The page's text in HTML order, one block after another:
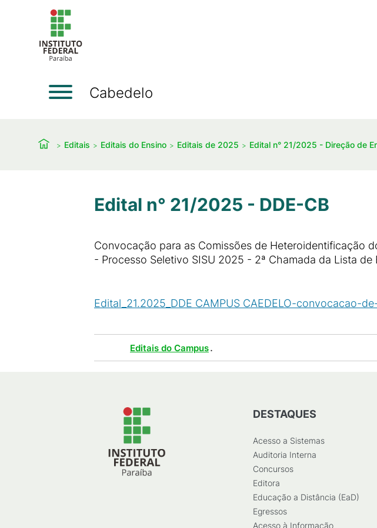
Cabedelo
Editais Editais do Ensino Editais de 2025 Edital n° 21/2025 - Direção de
Edital n° 21/2025 - DDE-CB
Convocação para as Comissões de Heteroidentificação
- Processo Seletivo SISU 2025 - 2ª Chamada da Lista de
Edital_21.2025_DDE CAMPUS CAEDELO-
Editais do Campus.
DESTAQUES
Acesso a Sistemas
Auditoria Interna
Concursos
Editora
Educação a Distância (EaD)
Egressos
Acesso à Informação